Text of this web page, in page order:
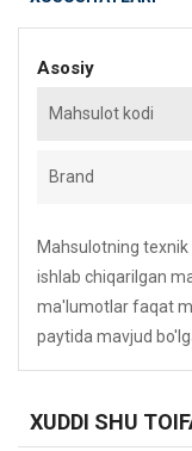
Asosiy
Mahsulot kodi
Brand
Mahsulotning
ishlab chiqarilgan
ma'lumotlar faqat
paytida mavjud
XUDDI SHU